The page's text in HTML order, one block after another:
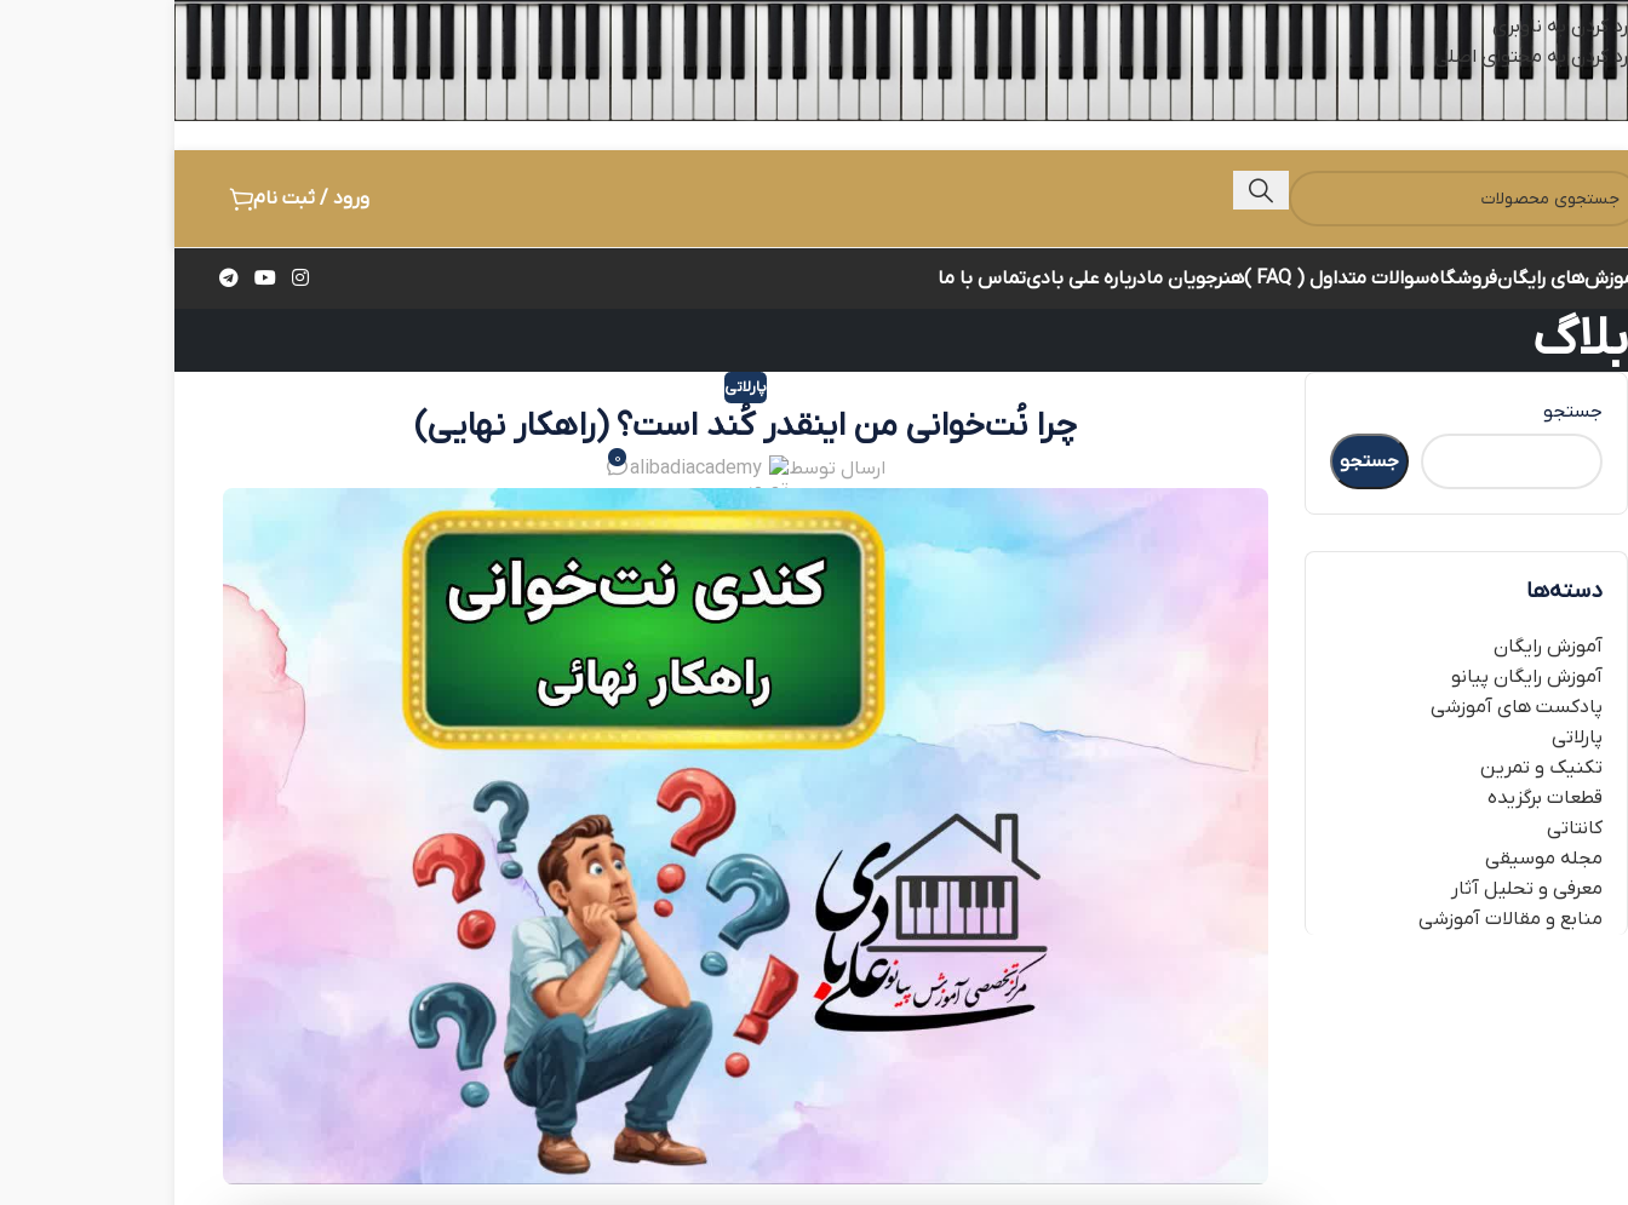
رد کردن به ناوبری
رد کردن به محتوای اصلی
ورود / ثبت نام
رایگانفروشگاهسوالات متداول ( FAQ ) هنرجویان مادرباره علی بادیتماس با ما
بلاگ
جستجو
جستجو
دسته‌ها
آموزش رایگان
آموزش رایگان پیانو
پادکست های آموزشی
پارلاتی
تکنیک و تمرین
قطعات برگزیده
کانتاتی
مجله موسیقی
معرفی و تحلیل آثار
منابع و مقالات آموزشی
پارلاتی
چرا نُت‌خوانی من اینقدر کُند است؟ (راهکار نهایی)
ارسال توسط alibadiacademy
0